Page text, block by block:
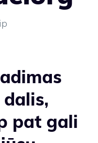
pat gali